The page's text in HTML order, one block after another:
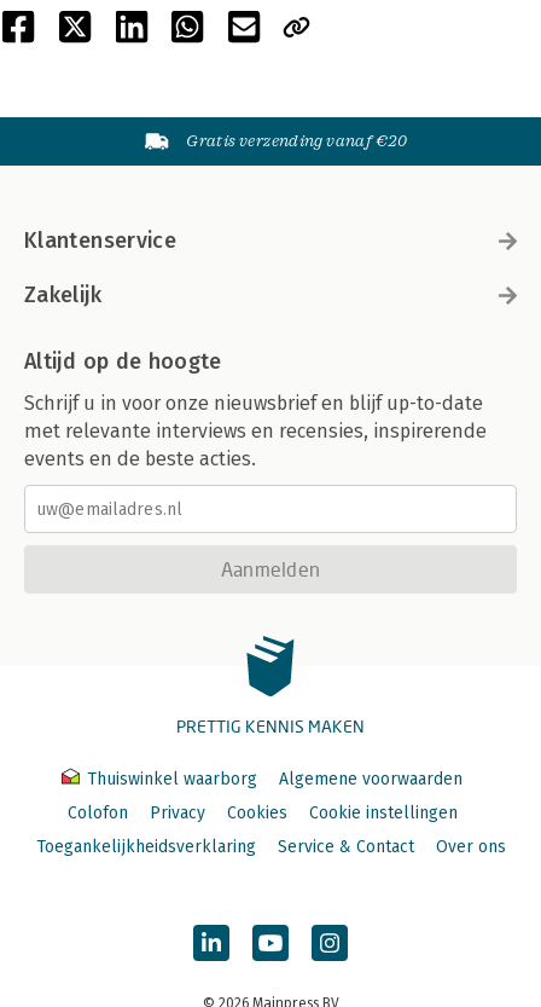
Gratis verzending vanaf €20
Klantenservice
Zakelijk
Altijd op de hoogte
Schrijf u in voor onze nieuwsbrief en blijf up-to-date
met relevante interviews en recensies, inspirerende
events en de beste acties.
Aanmelden
PRETTIG KENNIS MAKEN
Thuiswinkel waarborg
Algemene voorwaarden
Colofon
Privacy Cookies
Cookie instellingen
Toegankelijkheidsverklaring
Service & Contact Over ons
© 2026 Mainpress BV